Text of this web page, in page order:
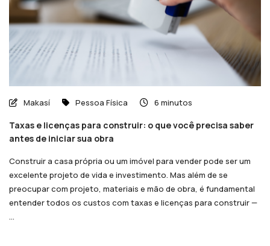
Makasí Pessoa Física 6 minutos
Taxas e licenças para construir: o que você precisa saber
antes de iniciar sua obra
Construir a casa própria ou um imóvel para vender pode ser um
excelente projeto de vida e investimento. Mas além de se
preocupar com projeto, materiais e mão de obra, é fundamental
entender todos os custos com taxas e licenças para construir —
...